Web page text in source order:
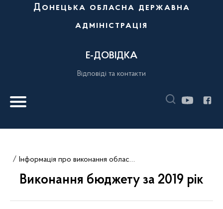
Донецька обласна державна
адміністрація
Е-ДОВІДКА
Відповіді та контакти
Інформація про виконання обласного бюджету
Виконання бюджету за 2019 рік